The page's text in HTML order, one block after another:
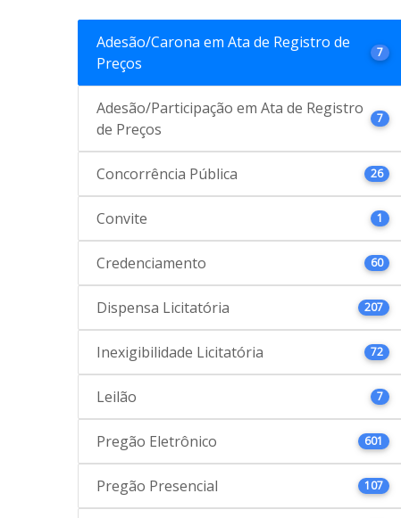
Adesão/Carona em Ata de Registro de
Preços
7
Adesão/Participação em Ata de Registro
de Preços
7
Concorrência Pública 26
Convite 1
Credenciamento 60
Dispensa Licitatória 207
Inexigibilidade Licitatória 72
Leilão 7
Pregão Eletrônico 601
Pregão Presencial 107